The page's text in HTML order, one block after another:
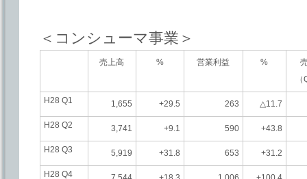
＜コンシューマ事業＞
売上高 % 営業利益 %
H28 Q1 1,655 +29.5 263 △11.7
H28 Q2 3,741 +9.1 590 +43.8
H28 Q3 5,919 +31.8 653 +31.2
H28 Q4